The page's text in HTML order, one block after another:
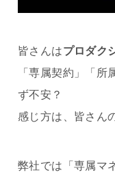
皆さんはプロダク
「専属契約」「
ず不安？
感じ方は、皆さん
弊社では「専属マ